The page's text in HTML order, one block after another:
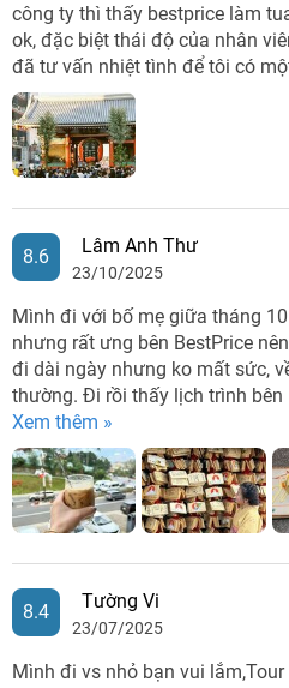
công ty thì thấy bestprice làm
ok, đặc biệt thái độ của nhân
đã tư vấn nhiệt tình để tôi có
8.6 Lâm Anh Thư
23/10/2025
Mình đi với bố mẹ giữa tháng
nhưng rất ưng bên BestPrice
đi dài ngày nhưng ko mất sức,
thường. Đi rồi thấy lịch trình bên
Xem thêm »
8.4 Tường Vi
23/07/2025
Mình đi vs nhỏ bạn vui